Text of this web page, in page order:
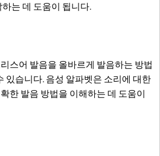
는 데 도움이 됩니다.
스어 발음을 올바르게 발음하는 방법
있습니다. 음성 알파벳은 소리에 대한
한 발음 방법을 이해하는 데 도움이